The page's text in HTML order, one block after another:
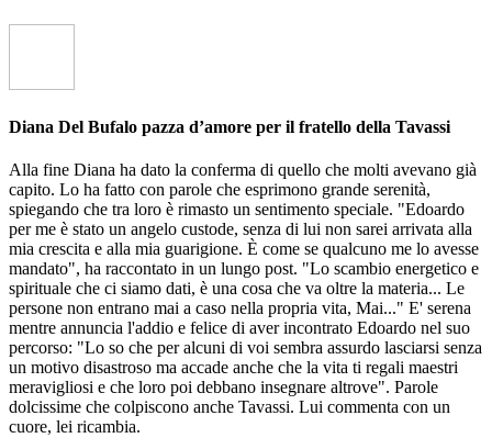
Diana Del Bufalo pazza d’amore per il fratello della Tavassi
Alla fine Diana ha dato la conferma di quello che molti avevano già
capito. Lo ha fatto con parole che esprimono grande serenità,
spiegando che tra loro è rimasto un sentimento speciale. "Edoardo
per me è stato un angelo custode, senza di lui non sarei arrivata alla
mia crescita e alla mia guarigione. È come se qualcuno me lo avesse
mandato", ha raccontato in un lungo post. "Lo scambio energetico e
spirituale che ci siamo dati, è una cosa che va oltre la materia... Le
persone non entrano mai a caso nella propria vita, Mai..." E' serena
mentre annuncia l'addio e felice di aver incontrato Edoardo nel suo
percorso: "Lo so che per alcuni di voi sembra assurdo lasciarsi senza
un motivo disastroso ma accade anche che la vita ti regali maestri
meravigliosi e che loro poi debbano insegnare altrove". Parole
dolcissime che colpiscono anche Tavassi. Lui commenta con un
cuore, lei ricambia.